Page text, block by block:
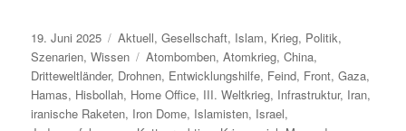
Veröffentlicht
am
19. Juni 2025 Kategorien
Aktuell,Gesellschaft, Islam, Krieg, Politik,
Szenarien,Wissen Schlagwörter
Atombomben,Atomkrieg,China,
Dritteweltländer, Drohnen, Entwicklungshilfe, Feind, Front,Gaza,
Hamas, Hisbollah, Home Office, III. Weltkrieg, Infrastruktur, Iran,
iranische Raketen, Iron Dome, Islamisten, Israel,